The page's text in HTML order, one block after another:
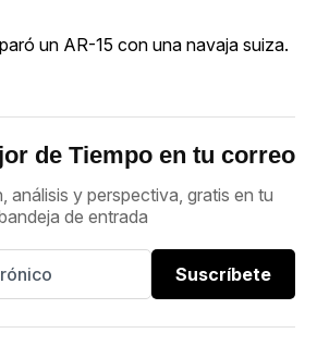
un AR-15 con una navaja suiza.
de Tiempo en tu correo
análisis y perspectiva, gratis en tu
de entrada
Suscríbete